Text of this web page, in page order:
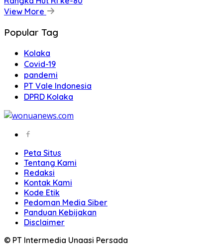
View More
Popular Tag
Kolaka
Covid-19
pandemi
PT Vale Indonesia
DPRD Kolaka
Peta Situs
Tentang Kami
Redaksi
Kontak Kami
Kode Etik
Pedoman Media Siber
Panduan Kebijakan
Disclaimer
© PT Intermedia Unaasi Persada